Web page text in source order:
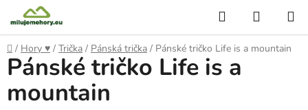
na
obsah
Hledat
KOŠÍK
Domů
/ Hory ♥ / Trička / Pánská trička / Pánské tričko Life is a mountain
Pánské tričko Life is a
mountain